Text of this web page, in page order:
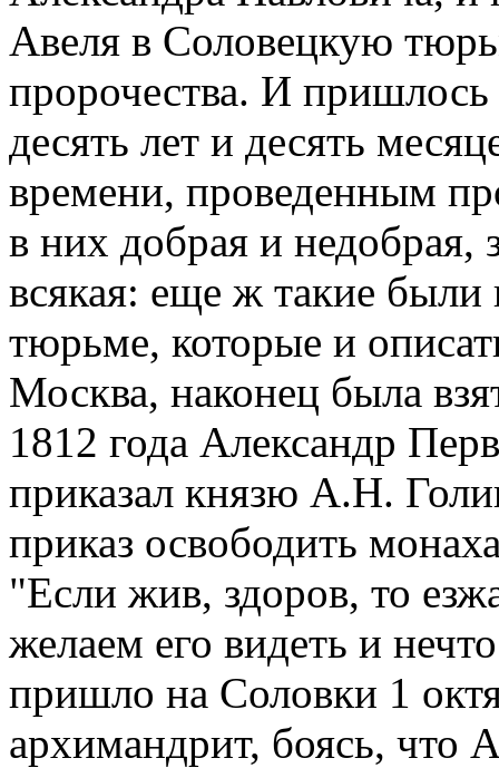
Авеля в Соловецкую
пророчества. И
десять лет и десять
времени, проведенным
в них добрая и недобрая,
всякая: еще ж такие
тюрьме, которые и
Москва, наконец была
1812 года Александр
приказал князю А.Н.
приказ освободить
"Если жив, здоров, то
желаем его видеть и
пришло на Соловки 1
архимандрит, боясь, что